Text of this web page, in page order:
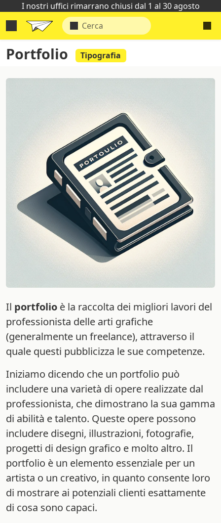
I nostri uffici rimarrano chiusi dal 1 al 30 agosto
Portfolio Tipografia
Il portfolio è la raccolta dei migliori lavori del
professionista delle arti grafiche
(generalmente un freelance), attraverso il
quale questi pubblicizza le sue competenze.
Iniziamo dicendo che un portfolio può
includere una varietà di opere realizzate dal
professionista, che dimostrano la sua gamma
di abilità e talento. Queste opere possono
includere disegni, illustrazioni, fotografie,
progetti di design grafico e molto altro. Il
portfolio è un elemento essenziale per un
artista o un creativo, in quanto consente loro
di mostrare ai potenziali clienti esattamente
di cosa sono capaci.